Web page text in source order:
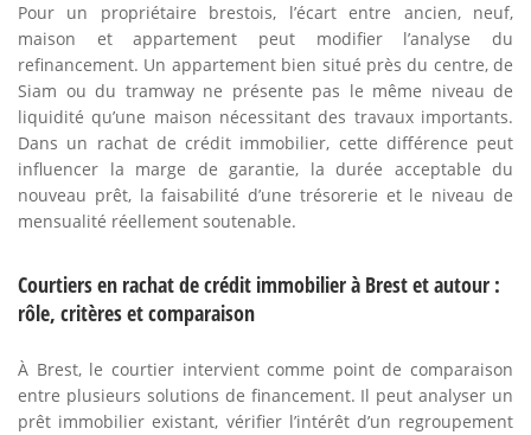
Pour un propriétaire brestois, l’écart entre ancien, neuf,
maison et appartement peut modifier l’analyse du
refinancement. Un appartement bien situé près du centre, de
Siam ou du tramway ne présente pas le même niveau de
liquidité qu’une maison nécessitant des travaux importants.
Dans un rachat de crédit immobilier, cette différence peut
influencer la marge de garantie, la durée acceptable du
nouveau prêt, la faisabilité d’une trésorerie et le niveau de
mensualité réellement soutenable.
Courtiers en rachat de crédit immobilier à Brest et autour :
rôle, critères et comparaison
À Brest, le courtier intervient comme point de comparaison
entre plusieurs solutions de financement. Il peut analyser un
prêt immobilier existant, vérifier l’intérêt d’un regroupement